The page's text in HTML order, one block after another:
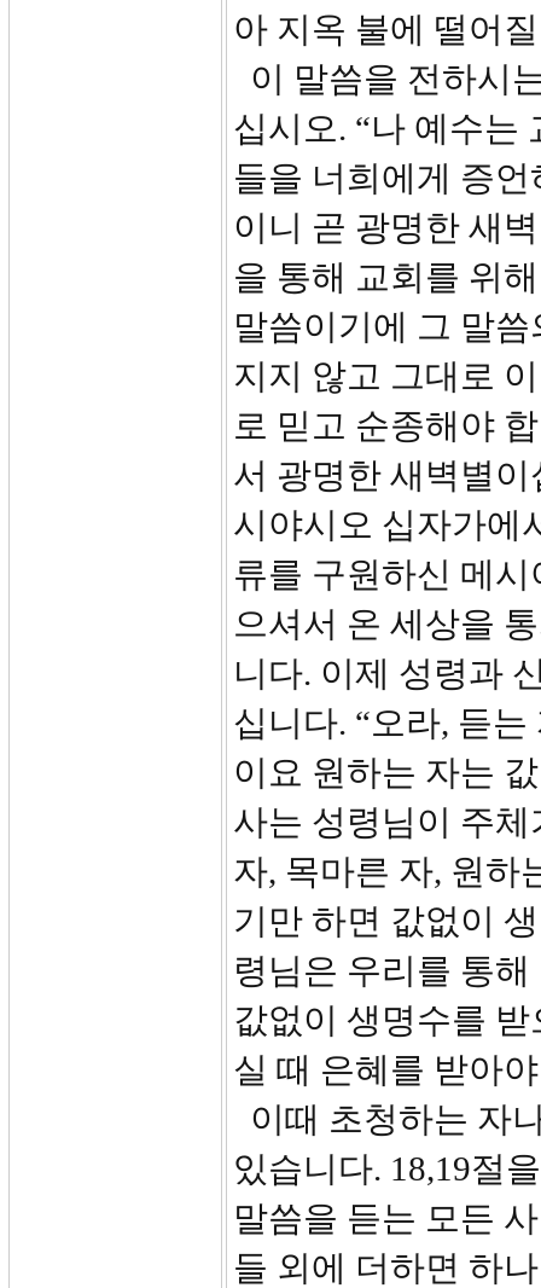
아 지옥 불에 떨어
이 말씀을 전하시
십시오. “나 예수는
들을 너희에게 증
이니 곧 광명한 새
을 통해 교회를 위
말씀이기에 그 말
지지 않고 그대로
로 믿고 순종해야
서 광명한 새벽별
시야시오 십자가에
류를 구원하신 메
으셔서 온 세상을
니다. 이제 성령과
십니다. “오라, 듣
이요 원하는 자는
사는 성령님이 주
자, 목마른 자, 원하
기만 하면 값없이
령님은 우리를 통
값없이 생명수를
실 때 은혜를 받아
이때 초청하는 자
있습니다. 18,19절
말씀을 듣는 모든
들 외에 더하면 하